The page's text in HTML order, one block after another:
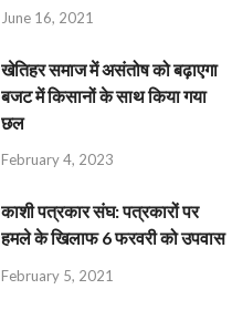
June 16, 2021
खेतिहर समाज में असंतोष को बढ़ाएगा
बजट में किसानों के साथ किया गया
छल
February 4, 2023
काशी पत्रकार संघ: पत्रकारों पर
हमले के खिलाफ 6 फरवरी को उपवास
February 5, 2021